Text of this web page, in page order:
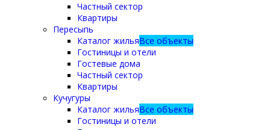
Частный сектор
Квартиры
Пересыпь
Каталог жильяВсе объекты
Гостиницы и отели
Гостевые дома
Частный сектор
Квартиры
Кучугуры
Каталог жильяВсе объекты
Гостиницы и отели